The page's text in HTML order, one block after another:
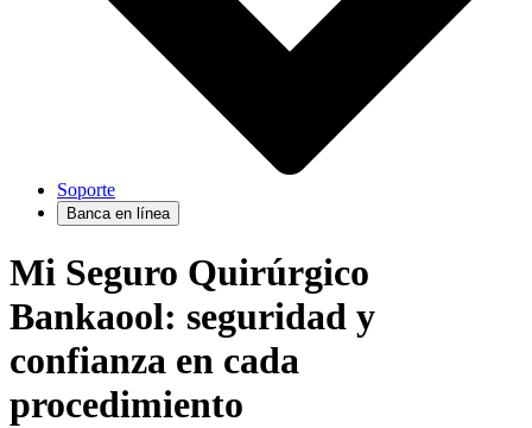
Soporte
Banca en línea
Mi Seguro Quirúrgico
Bankaool: seguridad y
confianza en cada
procedimiento